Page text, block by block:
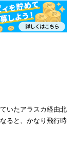
いたアラスカ経由北
ると、かなり飛行時